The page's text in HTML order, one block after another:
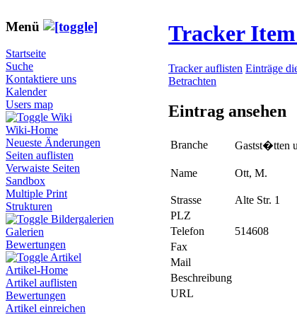
Menü
Startseite
Suche
Kontaktiere uns
Kalender
Users map
Wiki
Wiki-Home
Neueste Änderungen
Seiten auflisten
Verwaiste Seiten
Sandbox
Multiple Print
Strukturen
Bildergalerien
Galerien
Bewertungen
Artikel
Artikel-Home
Artikel auflisten
Bewertungen
Artikel einreichen
Tracker
Tracker auflisten Einträge
Betrachten
Eintrag ansehen
Branche Gastst�tten
Name Ott, M.
Strasse
Alte Str. 1
PLZ
Telefon
514608
Fax
Mail
Beschreibung
URL